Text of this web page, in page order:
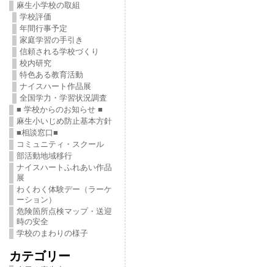
麻生小学校の取組
学校評価
年間行事予定
家庭学習の手引き
信頼される学校づくり
校内研究
特色ある教育活動
ナイスハート作品展
全国学力・学習状況調査
■ 学校からのお知らせ ■
麻生小いじめ防止基本方針
■相談窓口■
コミュニティ・スクール
部活動地域移行
ナイスハートふれあい作品
展
わくわく体験デー（ラーケ
ーション）
危険箇所点検マップ・送迎
時の安全
学校のまわりの様子
カテゴリー